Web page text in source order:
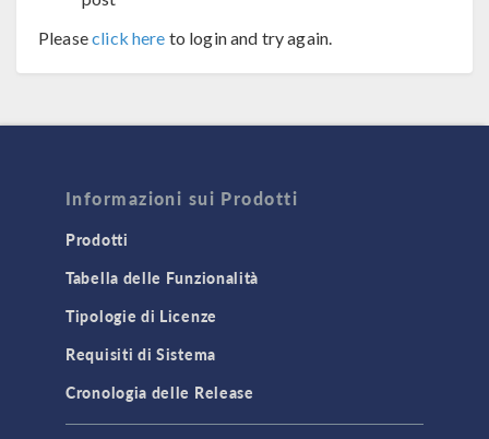
Pleaseclick here to login and try again.
Informazioni sui Prodotti
Prodotti
Tabella delle Funzionalità
Tipologie di Licenze
Requisiti di Sistema
Cronologia delle Release